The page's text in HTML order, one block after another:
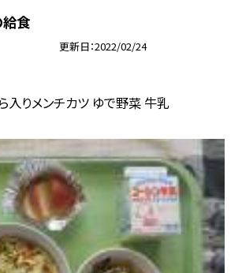
給食
更新日 2022/02/24
入りメンチカツ ゆで野菜 牛乳